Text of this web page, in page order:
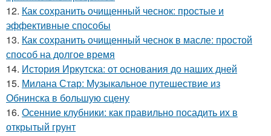
12. Как сохранить очищенный чеснок: простые и
эффективные способы
13. Как сохранить очищенный чеснок в масле: простой
способ на долгое время
14. История Иркутска: от основания до наших дней
15. Милана Стар: Музыкальное путешествие из
Обнинска в большую сцену
16. Осенние клубники: как правильно посадить их в
открытый грунт